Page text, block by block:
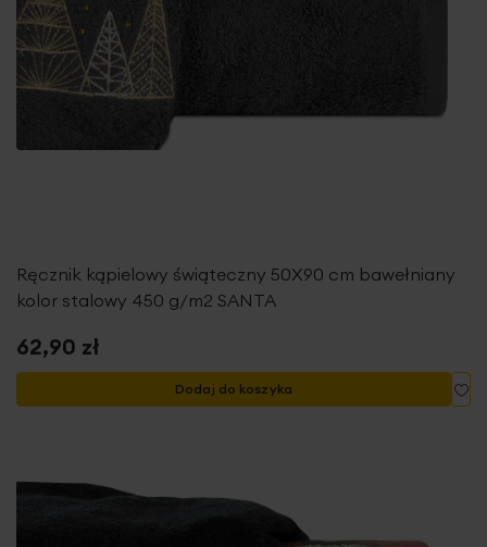
Ręcznik kąpielowy świąteczny 50X90 cm bawełniany
kolor stalowy 450 g/m2 SANTA
62,90 zł
Dodaj do koszyka